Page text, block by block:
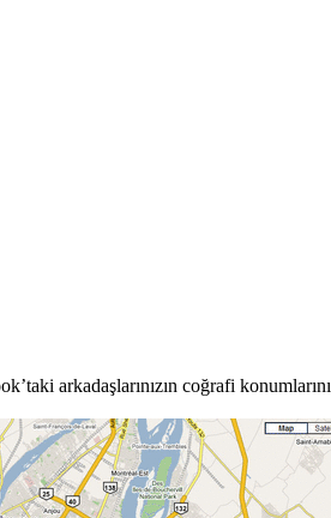
arkadaşlarınızın coğrafi konumlarını